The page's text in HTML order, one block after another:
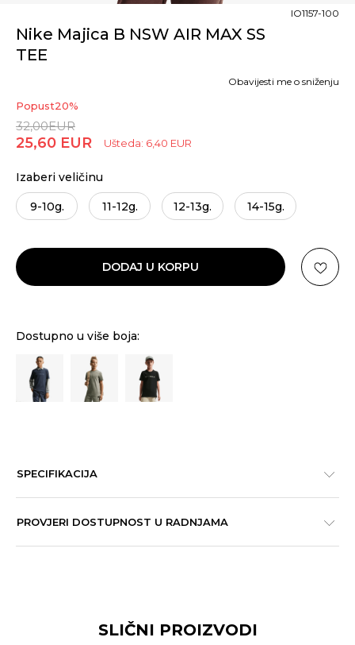
Nike Majica B NSW AIR MAX SS
TEE
IO1157-100
Popust20%
32,00EUR
25,60 EUR Ušteda: 6,40 EUR
Obavijesti me o sniženju
Izaberi veličinu
9-10g. 11-12g. 12-13g. 14-15g.
DODAJ U KORPU
Dostupno u više boja:
SPECIFIKACIJA
PROVJERI DOSTUPNOST U RADNJAMA
SLIČNI PROIZVODI